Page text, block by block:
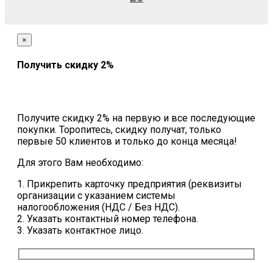
×
Получить скидку 2%
Получите скидку 2% на первую и все последующие
покупки. Торопитесь, скидку получат, только
первые 50 клиентов и только до конца месяца!
Для этого Вам необходимо:
1. Прикрепить карточку предприятия (реквизиты
организации с указанием системы
налогообложения (НДС / Без НДС).
2. Указать контактный номер телефона.
3. Указать контактное лицо.